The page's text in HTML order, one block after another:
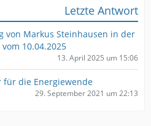
Letzte Antwort
von Markus Steinhausen in der
10.04.2025
13. April 2025 um 15:06
für die Energiewende
29. September 2021 um 22:13